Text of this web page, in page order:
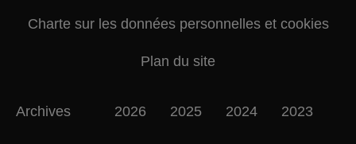
Charte sur les données personnelles et cookies
Plan du site
Archives 2026 2025 2024 2023